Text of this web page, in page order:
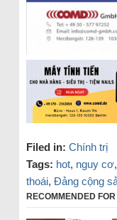
Filed in: Chính trị
Tags: hot, nguy cơ,
thoái, Đảng cộng
RECOMMENDED FOR